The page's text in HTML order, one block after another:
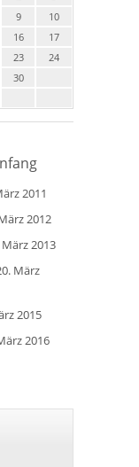
9
10
16
17
23
24
30
2011
2012
2013
März
2015
2016